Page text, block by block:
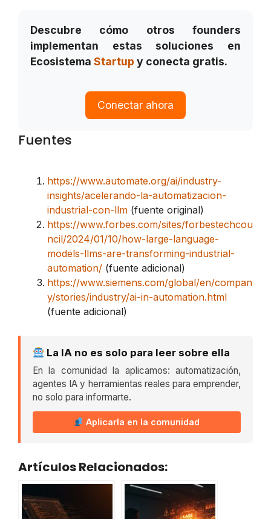
Descubre cómo otros founders
implementan estas soluciones en
Ecosistema Startup y conecta gratis.
Conectar ahora
Fuentes
https://www.automate.org/ai/industry-
insights/acelerando-la-automatizacion-
industrial-con-llm (fuente original)
https://www.forbes.com/sites/forbestechcou
ncil/2024/01/10/how-large-language-
models-llms-are-transforming-industrial-
automation/ (fuente adicional)
https://www.siemens.com/global/en/compan
y/stories/industry/ai-in-automation.html
(fuente adicional)
La IA no es solo para leer sobre ella
En la comunidad la aplicamos: automatización,
agentes IA y herramientas reales para emprender,
no solo para informarte.
Aplicarla en la comunidad
Artículos Relacionados: